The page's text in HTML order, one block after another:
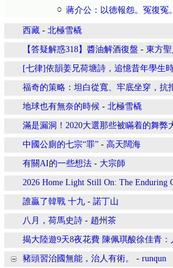
蔣介公：以德報怨。冤復冤。
西藏 - 北極雪橇
【答疑解惑318】醬油解酒復盤 - 東方
[七律]依韻姜兄荷塘詩，追憶昔年學生
福奇的策略：坦白從寬、牢底坐穿，抗
地球也有無奈的時候 - 北極雪橇
滿是漏洞！2020大選那些被瞞着的舞弊
中國公廁的七宗“罪” - 高天闊海
有關AI的一些想法 - 大宗師
2026 Home Light Still On: The Enduring
誰贏了韓戰 十九 - 諾丁山
八月，荷馬史詩 - 趙州茶
揭大陸遊9天8夜花費 陳佩琪酸徐佳青
豬頭習治國無能，治人有術。 - runqun